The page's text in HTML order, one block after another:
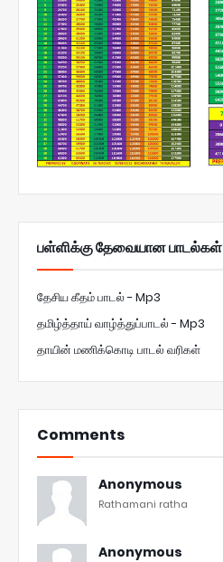
பள்ளிக்கு தேவையான பாடல்கள்
தேசிய கீதம் பாடல் - Mp3
தமிழ்த்தாய் வாழ்த்துப்பாடல் - Mp3
தாயின் மணிக்கொடி பாடல் வரிகள்
Comments
Anonymous
Rathamani ratha
Anonymous